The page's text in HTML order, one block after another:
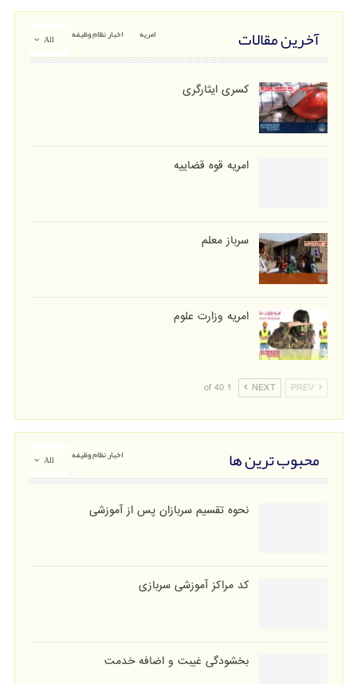
All آخرین مقالات اخبار نظام وظیفه امریه
کسری ایثارگری
امریه قوه قضاییه
سرباز معلم
امریه وزارت علوم
PREV
NEXT
1 of 40
All محبوب ترین ها اخبار نظام وظیفه
نحوه تقسیم سربازان پس از آموزشی
کد مراکز آموزشی سربازی
بخشودگی غیبت و اضافه خدمت